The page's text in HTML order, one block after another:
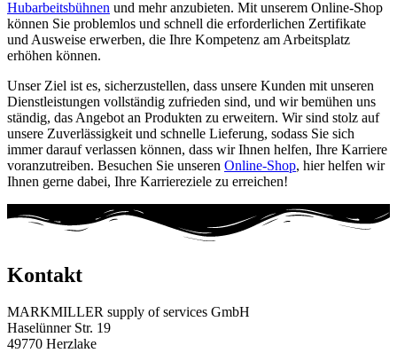
Hubarbeitsbühnen und mehr anzubieten. Mit unserem Online-Shop
können Sie problemlos und schnell die erforderlichen Zertifikate
und Ausweise erwerben, die Ihre Kompetenz am Arbeitsplatz
erhöhen können.
Unser Ziel ist es, sicherzustellen, dass unsere Kunden mit unseren
Dienstleistungen vollständig zufrieden sind, und wir bemühen uns
ständig, das Angebot an Produkten zu erweitern. Wir sind stolz auf
unsere Zuverlässigkeit und schnelle Lieferung, sodass Sie sich
immer darauf verlassen können, dass wir Ihnen helfen, Ihre Karriere
voranzutreiben. Besuchen Sie unseren Online-Shop, hier helfen wir
Ihnen gerne dabei, Ihre Karriereziele zu erreichen!
Kontakt
MARKMILLER supply of services GmbH
Haselünner Str. 19
49770 Herzlake